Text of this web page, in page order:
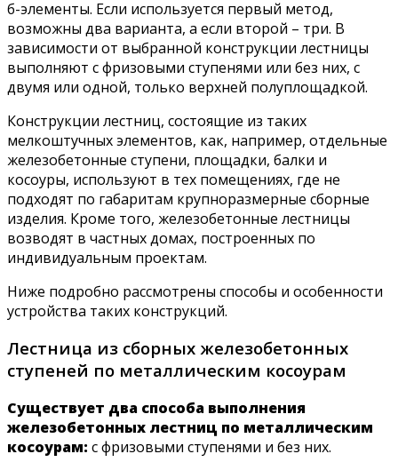
б-элементы. Если используется первый метод,
возможны два варианта, а если второй – три. В
зависимости от выбранной конструкции лестницы
выполняют с фризовыми ступенями или без них, с
двумя или одной, только верхней полуплощадкой.
Конструкции лестниц, состоящие из таких
мелкоштучных элементов, как, например, отдельные
железобетонные ступени, площадки, балки и
косоуры, используют в тех помещениях, где не
подходят по габаритам крупноразмерные сборные
изделия. Кроме того, железобетонные лестницы
возводят в частных домах, построенных по
индивидуальным проектам.
Ниже подробно рассмотрены способы и особенности
устройства таких конструкций.
Лестница из сборных железобетонных
ступеней по металлическим косоурам
Существует два способа выполнения
железобетонных лестниц по металлическим
косоурам: с фризовыми ступенями и без них.